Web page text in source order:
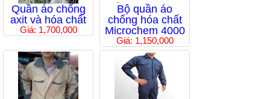
Quần áo chống
axit và hóa chất
Giá: 1,700,000
Bộ quần áo
chống hóa chất
Microchem 4000
Giá: 1,150,000